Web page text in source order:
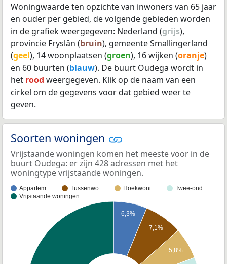
Woningwaarde ten opzichte van inwoners van 65 jaar
en ouder per gebied, de volgende gebieden worden
in de grafiek weergegeven: Nederland (grijs),
provincie Fryslân (bruin), gemeente Smallingerland
(geel), 14 woonplaatsen (groen), 16 wijken (oranje)
en 60 buurten (blauw). De buurt Oudega wordt in
het rood weergegeven. Klik op de naam van een
cirkel om de gegevens voor dat gebied weer te
geven.
Soorten woningen
Vrijstaande woningen komen het meeste voor in de
buurt Oudega: er zijn 428 adressen met het
woningtype vrijstaande woningen.
Appartem… Tussenwo… Hoekwoni…
Twee-ond…
Vrijstaande woningen
6,3%
7,1%
5,8%